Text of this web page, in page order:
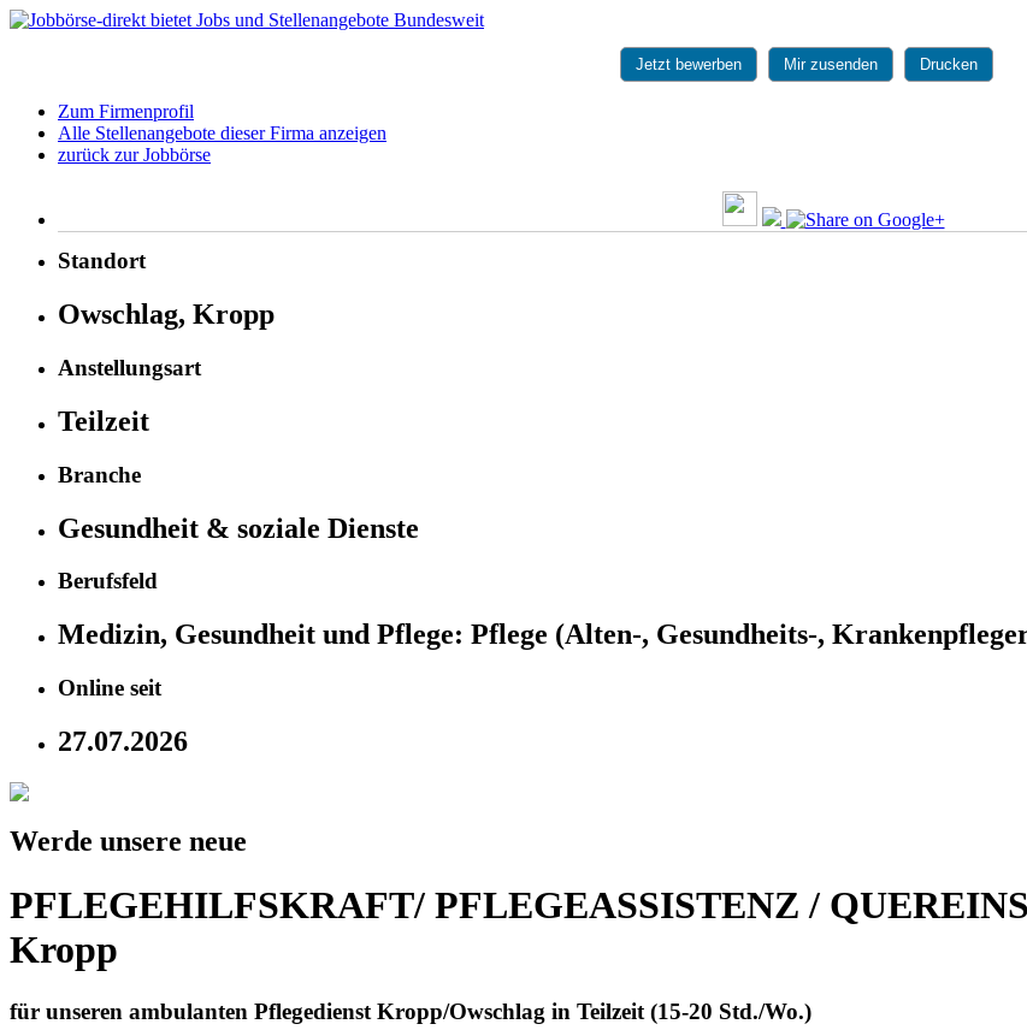
Jetzt bewerben Mir zusenden Drucken
Zum Firmenprofil
Alle Stellenangebote dieser Firma anzeigen
zurück zur Jobbörse
Standort
Owschlag, Kropp
Anstellungsart
Teilzeit
Branche
Gesundheit & soziale Dienste
Berufsfeld
Medizin, Gesundheit und Pflege: Pflege (Alten-, Gesundheits-,
Online seit
27.07.2026
Werde unsere neue
PFLEGEHILFSKRAFT/ PFLEGEASSISTENZ /
Kropp
für unseren ambulanten Pflegedienst Kropp/Owschlag in Teilzeit (15-20 Std./Wo.)